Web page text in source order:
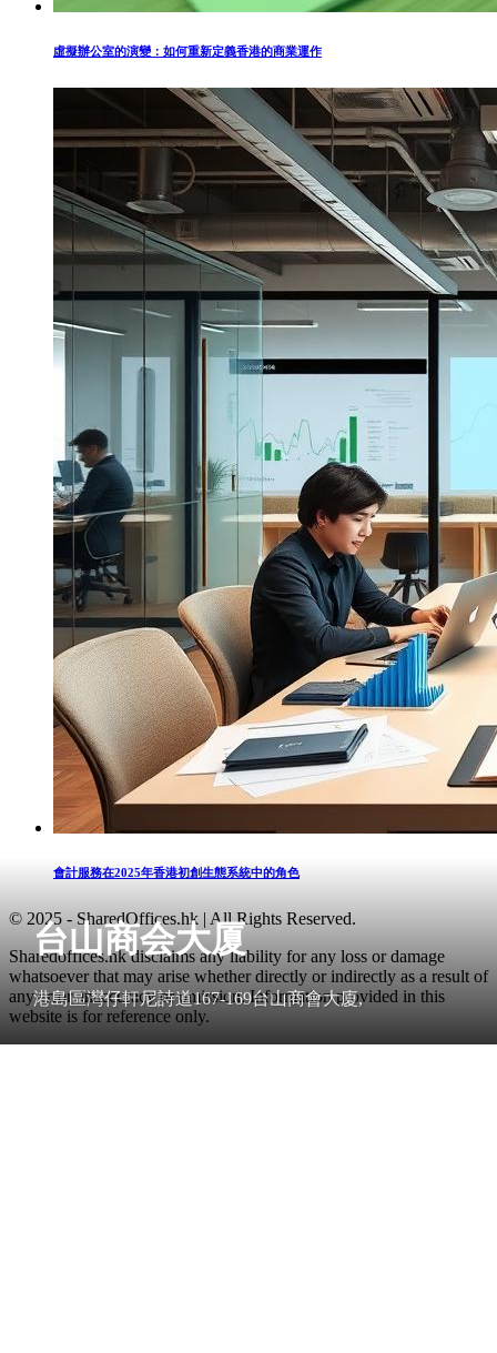
台山商会大厦
港島區灣仔軒尼詩道167-169台山商會大廈,
虛擬辦公室的演變：如何重新定義香港的商業運作
會計服務在2025年香港初創生態系統中的角色
© 2025 - SharedOffices.hk | All Rights Reserved.
Sharedoffices.hk disclaims any liability for any loss or damage
whatsoever that may arise whether directly or indirectly as a result of
any error, inaccuracy or omission. Information provided in this
website is for reference only.